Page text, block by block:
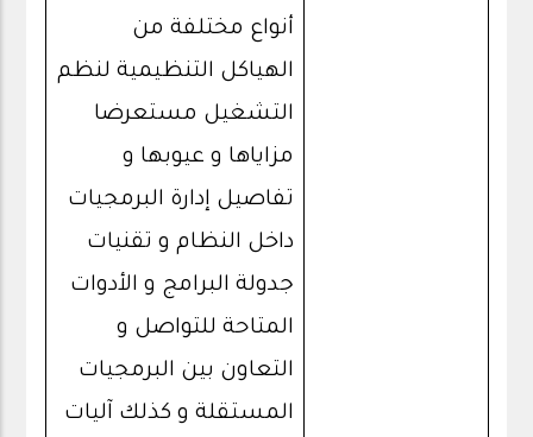
أنواع مختلفة من
الهياكل التنظيمية لنظم
التشغيل مستعرضا
مزاياها و عيوبها و
تفاصيل إدارة البرمجيات
داخل النظام و تقنيات
جدولة البرامج و الأدوات
المتاحة للتواصل و
التعاون بين البرمجيات
المستقلة و كذلك آليات